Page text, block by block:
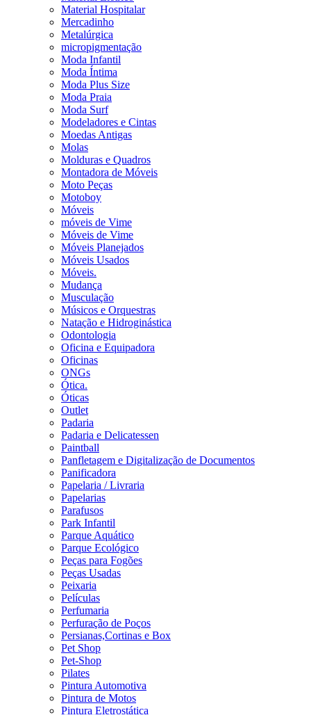
Material Hospitalar
Mercadinho
Metalúrgica
micropigmentação
Moda Infantil
Moda Íntima
Moda Plus Size
Moda Praia
Moda Surf
Modeladores e Cintas
Moedas Antigas
Molas
Molduras e Quadros
Montadora de Móveis
Moto Peças
Motoboy
Móveis
móveis de Vime
Móveis de Vime
Móveis Planejados
Móveis Usados
Móveis.
Mudança
Musculação
Músicos e Orquestras
Natação e Hidroginástica
Odontologia
Oficina e Equipadora
Oficinas
ONGs
Ótica.
Óticas
Outlet
Padaria
Padaria e Delicatessen
Paintball
Panfletagem e Digitalização de Documentos
Panificadora
Papelaria / Livraria
Papelarias
Parafusos
Park Infantil
Parque Aquático
Parque Ecológico
Peças para Fogões
Peças Usadas
Peixaria
Películas
Perfumaria
Perfuração de Poços
Persianas,Cortinas e Box
Pet Shop
Pet-Shop
Pilates
Pintura Automotiva
Pintura de Motos
Pintura Eletrostática